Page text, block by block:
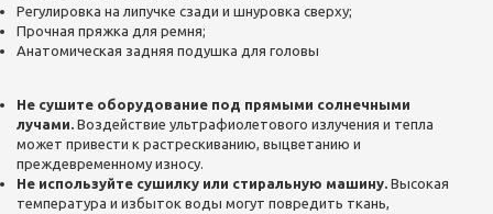
Регулировка на липучке сзади и шнуровка сверху;
Прочная пряжка для ремня;
Анатомическая задняя подушка для головы
Не сушите оборудование под прямыми солнечными
лучами. Воздействие ультрафиолетового излучения и тепла
может привести к растрескиванию, выцветанию и
преждевременному износу.
Не используйте сушилку или стиральную машину. Высокая
температура и избыток воды могут повредить ткань,